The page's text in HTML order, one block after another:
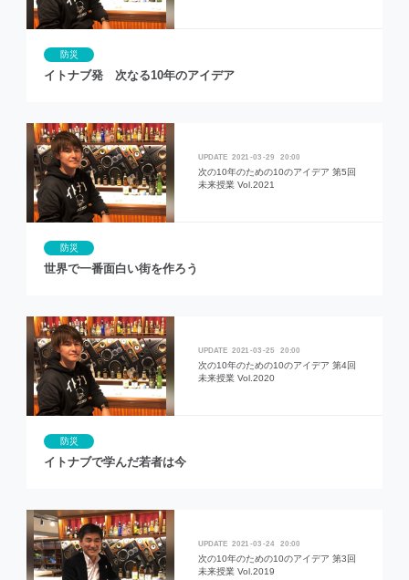
防災
イトナブ発 次なる10年のアイデア
2021 03 29 20:00
次の10年のための10のアイデア 第5回
未来授業 Vol.2021
防災
世界で一番面白い街を作ろう
2021 03 25 20:00
次の10年のための10のアイデア 第4回
未来授業 Vol.2020
防災
イトナブで学んだ若者は今
2021 03 24 20:00
次の10年のための10のアイデア 第3回
未来授業 Vol.2019